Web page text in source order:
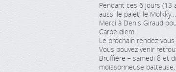
Pendant ces 6 jours
aussi le palet, le
Merci à Denis Giraud
Carpe diem !
Le prochain rendez-vous
Vous pouvez venir
Bruffière – samedi 8 et
moissonneuse